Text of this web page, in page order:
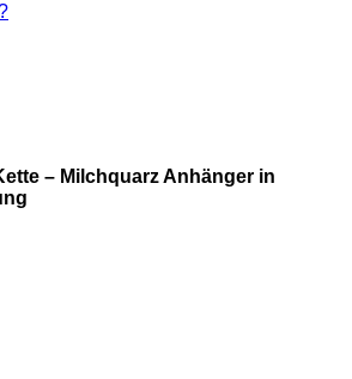
– Milchquarz Anhänger in